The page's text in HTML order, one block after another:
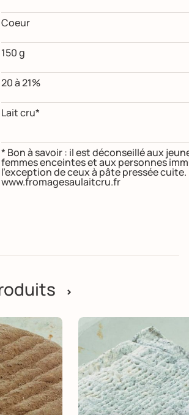
Coeur
150 g
20 à 21%
Lait cru*
* Bon à savoir : il est déconseillé aux
femmes enceintes et aux personnes
l’exception de ceux à pâte pressée
www.fromagesaulaitcru.fr
>